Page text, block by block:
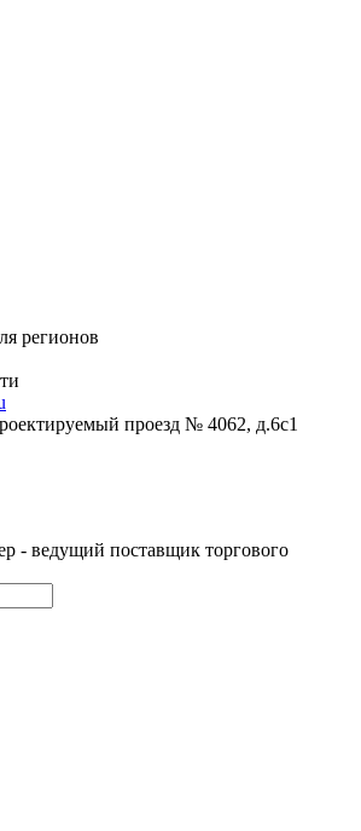
регионов
проезд № 4062, д.6с1
- ведущий поставщик торгового